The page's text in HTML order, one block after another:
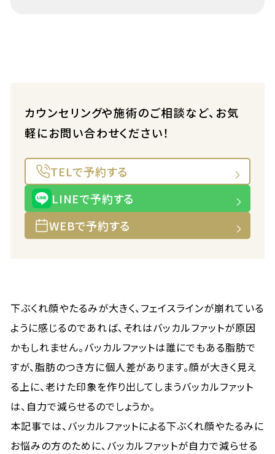
カウンセリングや施術のご相談など、お気
軽にお問い合わせください！
TELで予約する
LINEで予約する
WEBで予約する
下ぶくれ顔やたるみが大きく、フェイスラインが崩れている
ように感じるのであれば、それはバッカルファットが原因
かもしれません。バッカルファットは誰にでもある脂肪で
すが、脂肪のつき方に個人差があります。顔が大きく見え
る上に、老けた印象を作り出してしまうバッカルファット
は、自力で減らせるのでしょうか。
本記事では、バッカルファットによる下ぶくれ顔やたるみに
お悩みの方のために、バッカルファットが自力で減らせる